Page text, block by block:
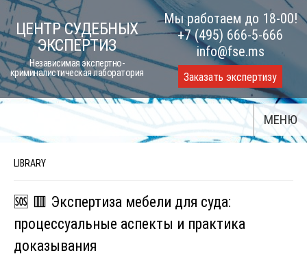
Skip
to
content
ЦЕНТР СУДЕБНЫХ
ЭКСПЕРТИЗ
Независимая экспертно-
криминалистическая лаборатория
Мы работаем до 18-00!
+7 (495) 666-5-666
info@fse.ms
Заказать экспертизу
МЕНЮ
LIBRARY
🆘 🟥 Экспертиза мебели для суда:
процессуальные аспекты и практика
доказывания